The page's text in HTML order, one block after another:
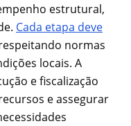
estrutural,
Cada etapa deve
normas
locais. A
e fiscalização
e assegurar